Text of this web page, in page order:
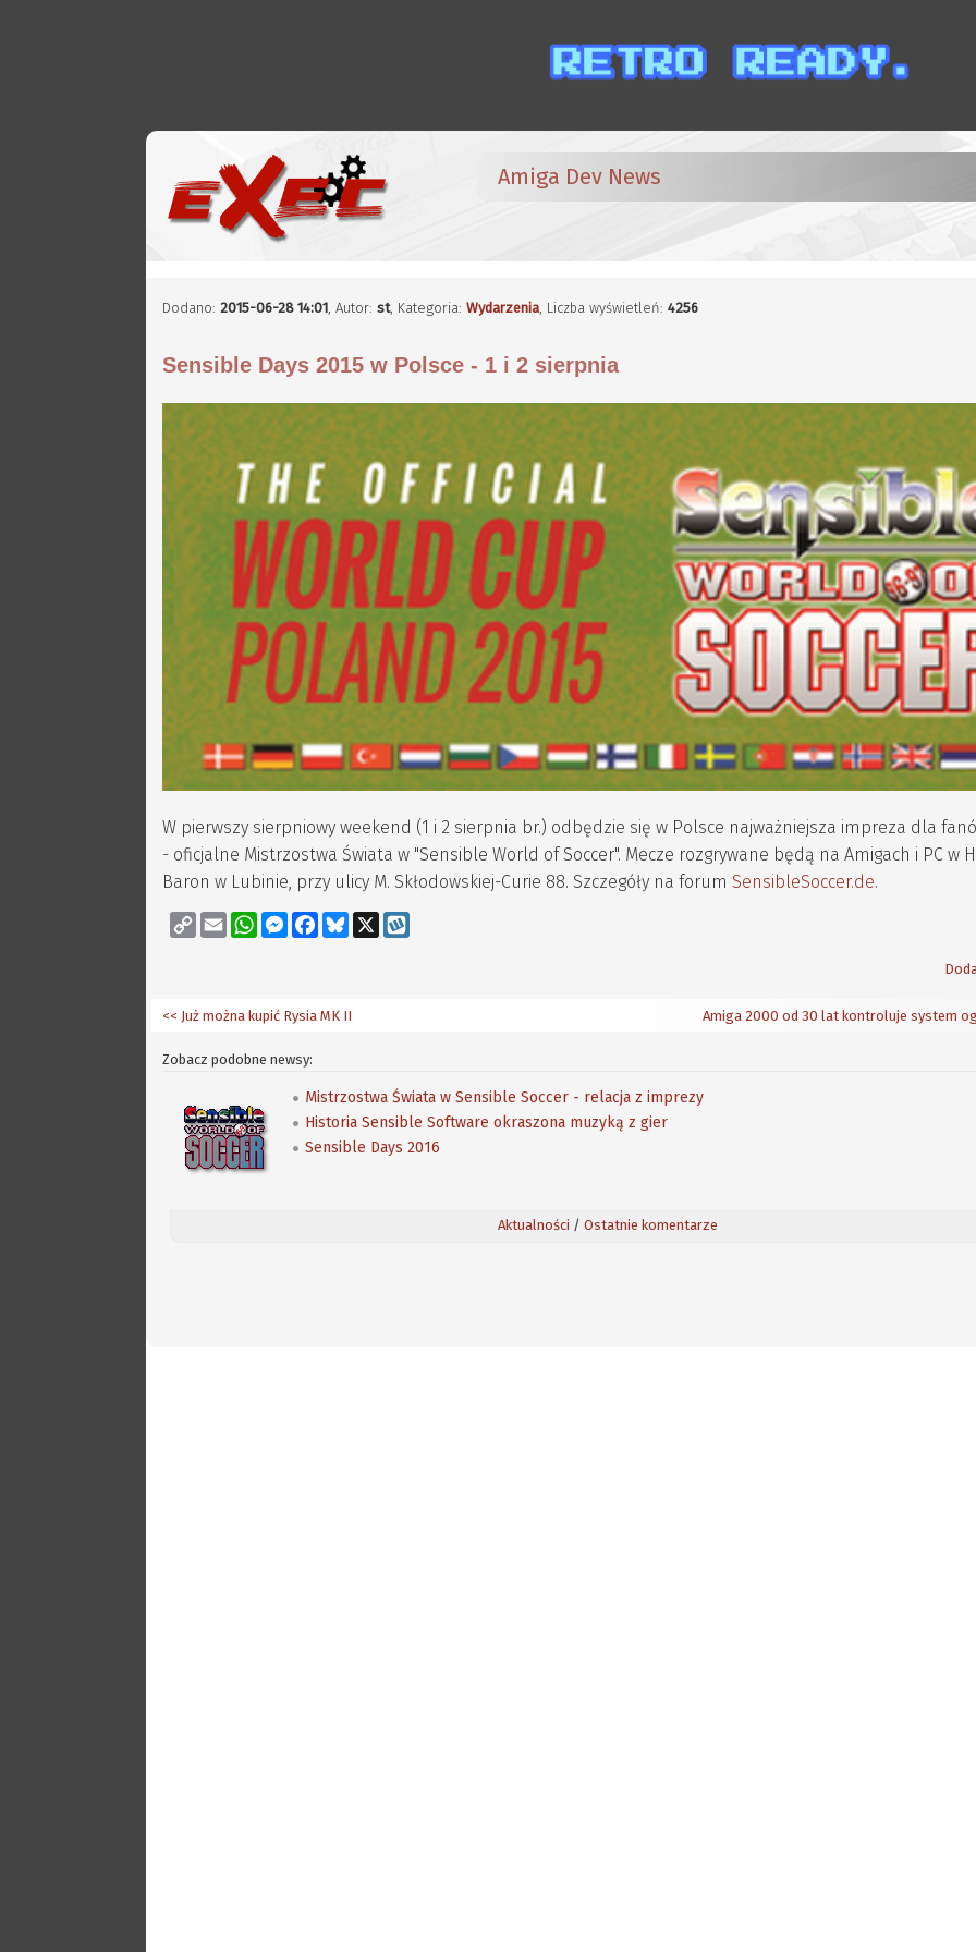
Amiga Dev News
Dodano:2015-06-28 14:01,Autor:st, Kategoria:Wydarzenia, Liczba wyświetleń:4256
Sensible Days 2015 w Polsce - 1 i 2 sierpnia
W pierwszy sierpniowy weekend (1 i 2 sierpnia br.) odbędzie się w Polsce najważniejsza impreza dla
- oficjalne Mistrzostwa Świata w "Sensible World of Soccer". Mecze rozgrywane będą na Amigach i PC w
Baron w Lubinie, przy ulicy M. Skłodowskiej-Curie 88. Szczegóły na forumSensibleSoccer.de.
Copy
Link
Email WhatsAppMessenger
FacebookBluesky
X
Amiga 2000 od 30 lat kontroluje system
<< Już można kupić Rysia MK II
Zobacz podobne newsy:
Mistrzostwa Świata w Sensible Soccer - relacja z imprezy
Historia Sensible Software okraszona muzyką z gier
Sensible Days 2016
Aktualności / Ostatnie komentarze